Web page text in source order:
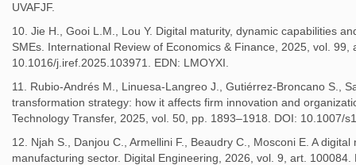
UVAFJF.
10. Jie H., Gooi L.M., Lou Y. Digital maturity, dynamic capabilities
SMEs. International Review of Economics & Finance, 2025, vol. 99,
10.1016/j.iref.2025.103971. EDN: LMOYXI.
11. Rubio-Andrés M., Linuesa-Langreo J., Gutiérrez-Broncano S.,
transformation strategy: how it affects firm innovation and
Technology Transfer, 2025, vol. 50, pp. 1893–1918. DOI: 10.1007/
12. Njah S., Danjou C., Armellini F., Beaudry C., Mosconi E. A
manufacturing sector. Digital Engineering, 2026, vol. 9, art.